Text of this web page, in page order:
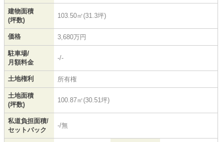
建物面積
(坪数)
103.50㎡(31.3坪)
価格 3,680万円
駐車場/
月額料金
-/-
土地権利 所有権
土地面積
(坪数)
100.87㎡(30.51坪)
私道負担面積/
セットバック
-/無